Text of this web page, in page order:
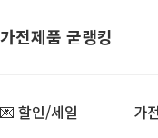
가전제품 굳랭킹
💌 할인/세일 가